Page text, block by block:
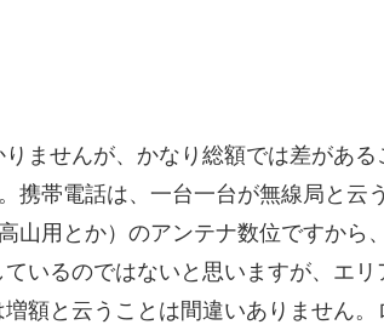
ませんが、かなり総額では差がある
携帯電話は、一台一台が無線局と云
山用とか）のアンテナ数位ですから
いるのではないと思いますが、エ
額と云うことは間違いありません